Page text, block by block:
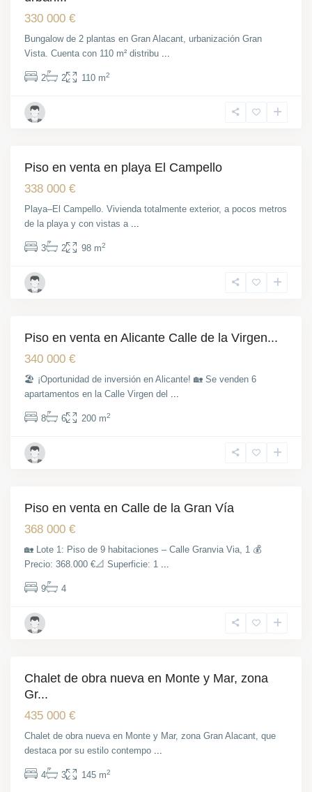
330 000 €
Bungalow de 2 plantas en Gran Alacant, urbanización Gran
Vista. Cuenta con 110 m² distribu ...
2 2 110 m2
El
Venta
Piso en venta en playa El Campello
338 000 €
Playa–El Campello. Vivienda totalmente exterior, a pocos metros
de la playa y con vistas a ...
3 2 98 m2
Centro
Venta
Piso en venta en Alicante Calle de la Virgen...
340 000 €
🏖 ¡Oportunidad de inversión en Alicante! 🏡 Se venden 6
apartamentos en la Calle Virgen del ...
8 6 200 m2
Gran
Vía,
Piso en venta en Calle de la Gran Vía
368 000 €
🏡 Lote 1: Piso de 9 habitaciones – Calle Granvia Via, 1 💰
Precio: 368.000 €📐 Superficie: 1 ...
9 4
Gran
Venta Obra Nueva
Chalet de obra nueva en Monte y Mar, zona
Gr...
435 000 €
Chalet de obra nueva en Monte y Mar, zona Gran Alacant, que
destaca por su estilo contempo ...
4 3 145 m2